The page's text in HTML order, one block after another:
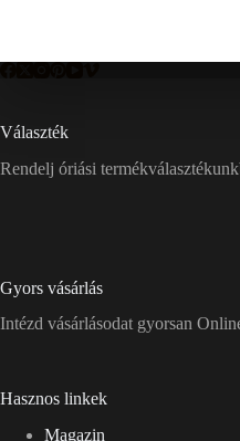
Választék
Rendelj óriási
Gyors vásárlás
Intézd vásárlásodat gyorsan
Hasznos linkek
Magazin